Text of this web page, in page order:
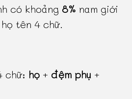
có khoảng 8% nam giới
tên 4 chữ.
chữ: họ +đệm phụ +